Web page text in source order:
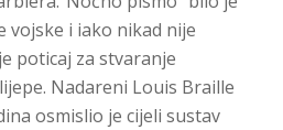
vojske i iako nikad nije
poticaj za stvaranje
Nadareni Louis Braille
osmislio je cijeli sustav